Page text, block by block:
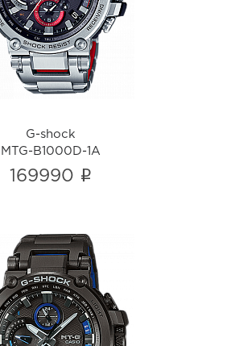
G-shock
MTG-B1000D-1A
i
G-shock
MTG-B1000D-1A
169990 i